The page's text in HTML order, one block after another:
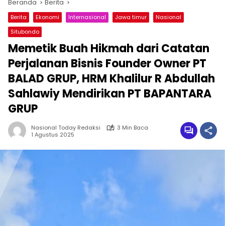
Beranda Berita
Berita Ekonomi Internasional Jawa timur
Nasional
Situbondo
Memetik Buah Hikmah dari Catatan
Perjalanan Bisnis Founder Owner PT
BALAD GRUP, HRM Khalilur R Abdullah
Sahlawiy Mendirikan PT BAPANTARA
GRUP
Nasional Today Redaksi
3 Min Baca
1 Agustus 2025